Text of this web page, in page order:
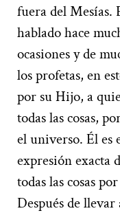
fuera del Mesías.
hablado hace
ocasiones y de
los profetas, en
por su Hijo, a
todas las cosas,
el universo. Él es
expresión exacta
todas las cosas
Después de